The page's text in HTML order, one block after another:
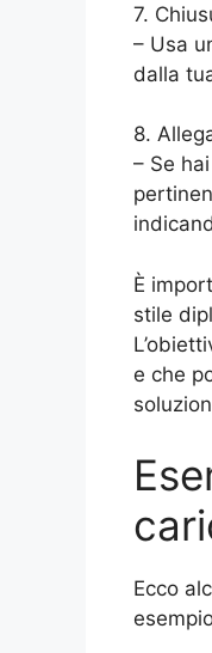
7.
– Usa
dalla
8.
– Se
È
stile
e che
Ecco